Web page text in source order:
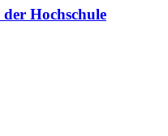
Hochschule